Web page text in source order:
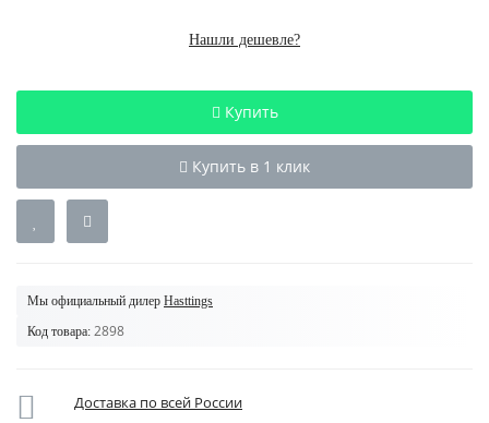
Нашли дешевле?
Купить
Купить в 1 клик
Мы официальный дилер Hasttings
Код товара: 2898
Доставка по всей России